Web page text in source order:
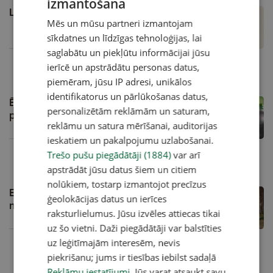
Lai inficētas ērces neapdraud veselību
02.04.2025, 00:01
A
Ērces krūmos, kūlā un siltumnīcā;
potējamies un uzmanamies
22.03.2025, 12:30
A
Eksperti brīdina: ja ērce piesūkusies,
nedari šo vienu kļūdu!
25.06.2024, 00:01
izmantošana
Mēs un mūsu partneri izmantojam
sīkdatnes un līdzīgas tehnoloģijas, lai
saglabātu un piekļūtu informācijai jūsu
ierīcē un apstrādātu personas datus,
piemēram, jūsu IP adresi, unikālos
identifikatorus un pārlūkošanas datus,
personalizētām reklāmām un saturam,
reklāmu un satura mērīšanai, auditorijas
ieskatiem un pakalpojumu uzlabošanai.
Trešo pušu piegādātāji (1884)var arī
apstrādāt jūsu datus šiem un citiem
nolūkiem, tostarp izmantojot precīzus
ģeolokācijas datus un ierīces
raksturlielumus. Jūsu izvēles attiecas tikai
uz šo vietni. Daži piegādātāji var balstīties
uz leģitīmajām interesēm, nevis
piekrišanu; jums ir tiesības iebilst sadaļā